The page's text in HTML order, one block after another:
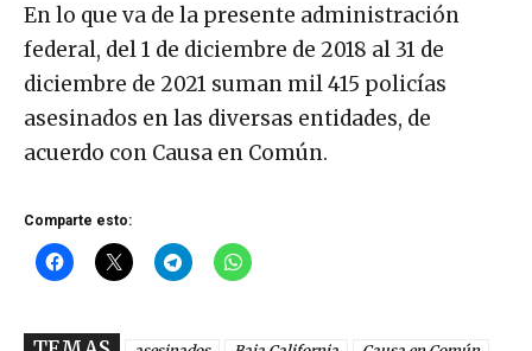
En lo que va de la presente administración
federal, del 1 de diciembre de 2018 al 31 de
diciembre de 2021 suman mil 415 policías
asesinados en las diversas entidades, de
acuerdo con Causa en Común.
Comparte esto: